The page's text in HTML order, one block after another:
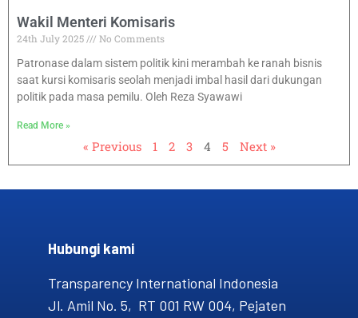
Wakil Menteri Komisaris
24th July 2025
No Comments
Patronase dalam sistem politik kini merambah ke ranah bisnis
saat kursi komisaris seolah menjadi imbal hasil dari dukungan
politik pada masa pemilu. Oleh Reza Syawawi
Read More »
« Previous 1 2 3 4 5 Next »
Hubungi kami​
Transparency International Indonesia
Jl. Amil No. 5, RT 001 RW 004, Pejaten